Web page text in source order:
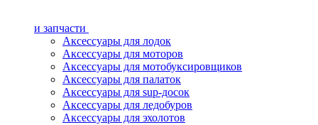
и запчасти
Аксессуары для лодок
Аксессуары для моторов
Аксессуары для мотобуксировщиков
Аксессуары для палаток
Аксессуары для sup-досок
Аксессуары для ледобуров
Аксессуары для эхолотов